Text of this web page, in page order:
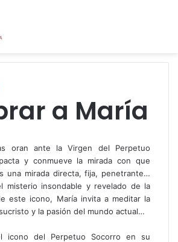
a María
oran ante la Virgen del Perpetuo
y conmueve la mirada con que
una mirada directa, fija, penetrante…
misterio insondable y revelado de la
este icono, María invita a meditar la
y la pasión del mundo actual…
icono del Perpetuo Socorro en su